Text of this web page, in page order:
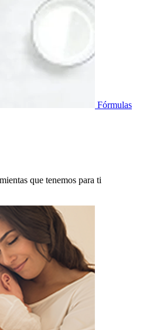
Fórmulas
que tenemos para ti